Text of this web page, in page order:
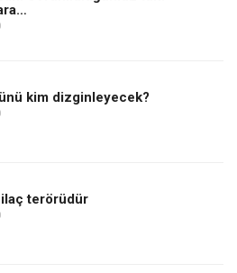
kim dizginleyecek?
ilaç terörüdür